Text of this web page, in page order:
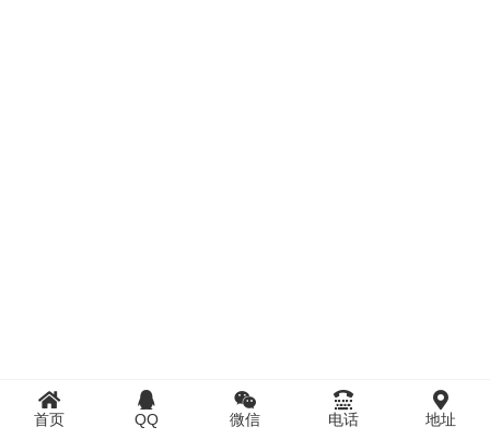
首页 QQ 微信 电话 地址